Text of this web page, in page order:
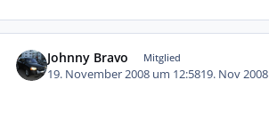
Johnny Bravo Mitglied
19. November 2008 um 12:5819. Nov 2008